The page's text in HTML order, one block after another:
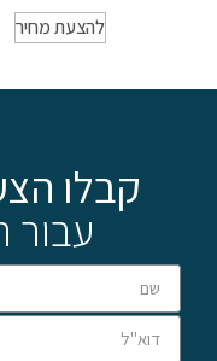
להצעת מחיר
קבלו